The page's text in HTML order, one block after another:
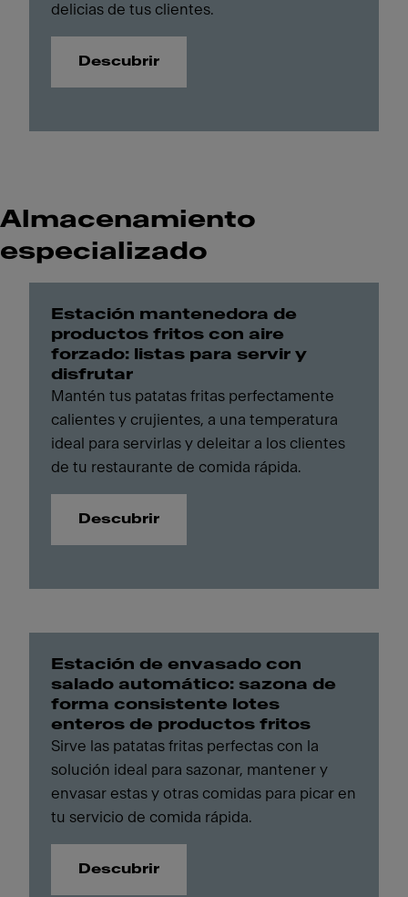
delicias de tus clientes.
Descubrir
Almacenamiento
especializado
Estación mantenedora de
productos fritos con aire
forzado: listas para servir y
disfrutar
Mantén tus patatas fritas perfectamente
calientes y crujientes, a una temperatura
ideal para servirlas y deleitar a los clientes
de tu restaurante de comida rápida.
Descubrir
Estación de envasado con
salado automático: sazona de
forma consistente lotes
enteros de productos fritos
Sirve las patatas fritas perfectas con la
solución ideal para sazonar, mantener y
envasar estas y otras comidas para picar en
tu servicio de comida rápida.
Descubrir